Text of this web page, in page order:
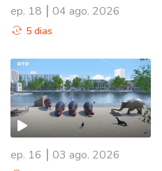
ep. 18 | 04 ago. 2026
5 dias
ep. 16 | 03 ago. 2026